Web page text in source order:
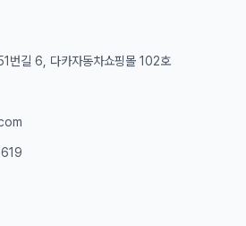
번길 6, 다카자동차쇼핑몰 102호